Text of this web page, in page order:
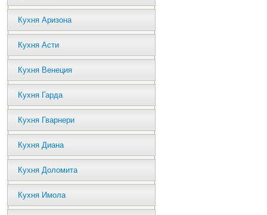
Кухня Аризона
Кухня Асти
Кухня Венеция
Кухня Гарда
Кухня Гварнери
Кухня Диана
Кухня Доломита
Кухня Имола